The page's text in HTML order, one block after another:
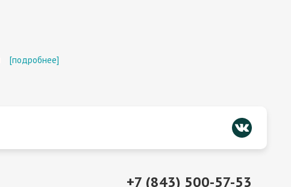
[подробнее]
+7 (843) 500-57-53